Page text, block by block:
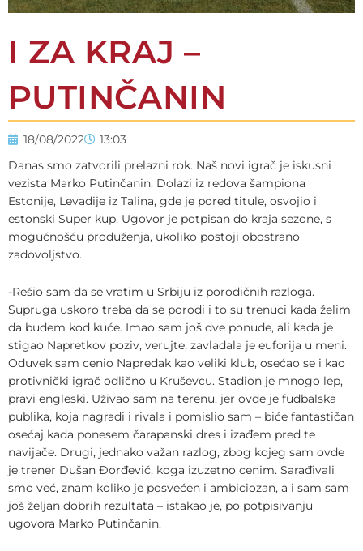
I ZA KRAJ –
PUTINČANIN
18/08/2022
13:03
Danas smo zatvorili prelazni rok. Naš novi igrač je iskusni
vezista Marko Putinčanin. Dolazi iz redova šampiona
Estonije, Levadije iz Talina, gde je pored titule, osvojio i
estonski Super kup. Ugovor je potpisan do kraja sezone, s
mogućnošću produženja, ukoliko postoji obostrano
zadovoljstvo.
-Rešio sam da se vratim u Srbiju iz porodičnih razloga.
Supruga uskoro treba da se porodi i to su trenuci kada želim
da budem kod kuće. Imao sam još dve ponude, ali kada je
stigao Napretkov poziv, verujte, zavladala je euforija u meni.
Oduvek sam cenio Napredak kao veliki klub, osećao se i kao
protivnički igrač odlično u Kruševcu. Stadion je mnogo lep,
pravi engleski. Uživao sam na terenu, jer ovde je fudbalska
publika, koja nagradi i rivala i pomislio sam – biće fantastičan
osećaj kada ponesem čarapanski dres i izađem pred te
navijače. Drugi, jednako važan razlog, zbog kojeg sam ovde
je trener Dušan Đorđević, koga izuzetno cenim. Sarađivali
smo već, znam koliko je posvećen i ambiciozan, a i sam sam
još željan dobrih rezultata – istakao je, po potpisivanju
ugovora Marko Putinčanin.